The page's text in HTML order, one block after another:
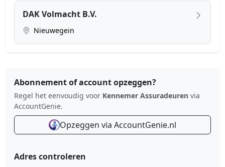
DAK Volmacht B.V.
Nieuwegein
Abonnement of account opzeggen?
Regel het eenvoudig voor Kennemer Assuradeuren via
AccountGenie.
Opzeggen via AccountGenie.nl
Adres controleren